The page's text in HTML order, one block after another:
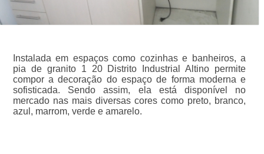
Instalada em espaços como cozinhas e banheiros, a
pia de granito 1 20 Distrito Industrial Altino permite
compor a decoração do espaço de forma moderna e
sofisticada. Sendo assim, ela está disponível no
mercado nas mais diversas cores como preto, branco,
azul, marrom, verde e amarelo.